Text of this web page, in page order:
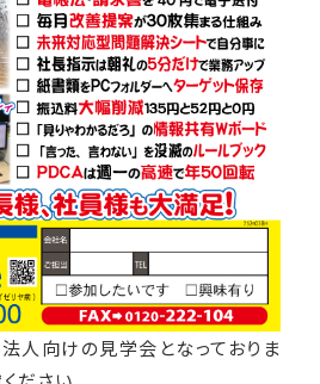
人向けの見学会となっておりま